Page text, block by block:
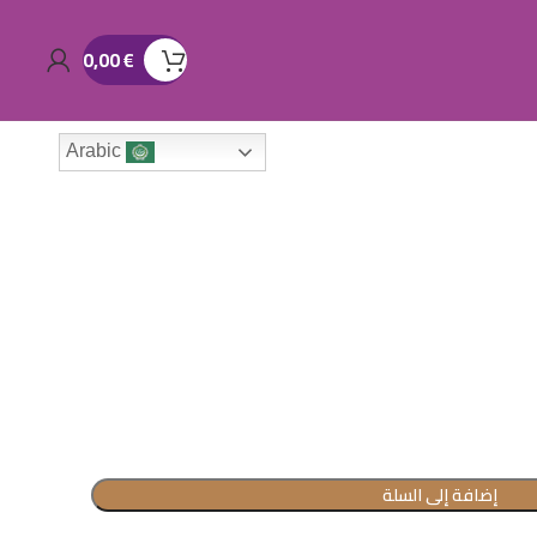
0,00€
Arabic
إضافة إلى السلة